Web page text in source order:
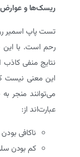
ریسک‌ها و عوارض
تست پاپ اسمیر
رحم است. با
نتایج منفی
این معنی نیست
می‌توانند منجر
عبارت‌اند از:
ناکافی
کم بودن